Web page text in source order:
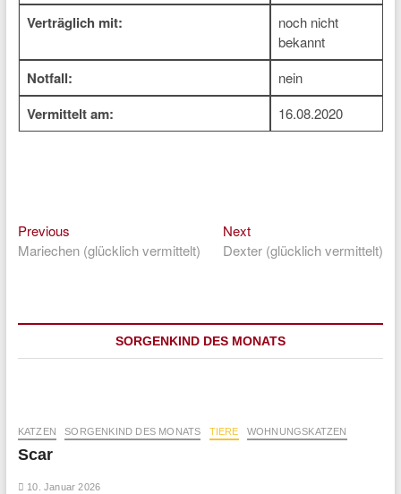
Verträglich mit:
noch nicht
bekannt
Notfall: nein
Vermittelt am: 16.08.2020
Beitragsnavigation
PreviousPrevious
post:
Mariechen (glücklich vermittelt)
NextNext
post:
Dexter (glücklich vermittelt)
SORGENKIND DES MONATS
KATZEN SORGENKIND DES MONATS TIERE WOHNUNGSKATZEN
Scar
10. Januar 2026